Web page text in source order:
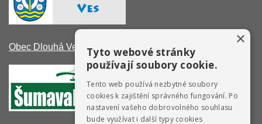
Obec Dlouhá Ves ×
Tyto webové stránky
používají soubory cookie.
Tento web používá nezbytné soubory
cookies k zajištění správného fungování. Po
nastavení vašeho dobrovolného souhlasu
bude využívat i další typy cookies